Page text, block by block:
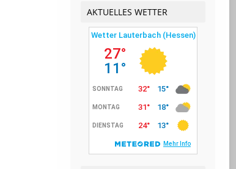
AKTUELLES WETTER